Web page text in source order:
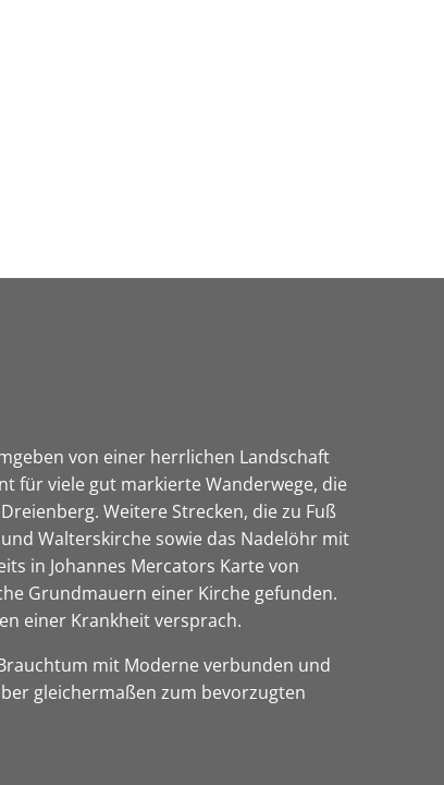
von einer herrlichen Landschaft
für viele gut markierte Wanderwege, die
Weitere Strecken, die zu Fuß
Walterskirche sowie das Nadelöhr mit
in Johannes Mercators Karte von
Grundmauern einer Kirche gefunden.
einer Krankheit versprach.
mit Moderne verbunden und
gleichermaßen zum bevorzugten